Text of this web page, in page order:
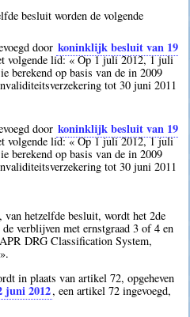
besluit worden de volgende
door koninklijk besluit van 19
volgende lid: « Op 1 juli 2012, 1 juli
berekend op basis van de in 2009
tot 30 juni 2011
door koninklijk besluit van 19
volgende lid: « Op 1 juli 2012, 1 juli
berekend op basis van de in 2009
tot 30 juni 2011
hetzelfde besluit, wordt het 2de
verblijven met ernstgraad 3 of 4 en
DRG Classification System,
in plaats van artikel 72, opgeheven
juni 2012, een artikel 72 ingevoegd,